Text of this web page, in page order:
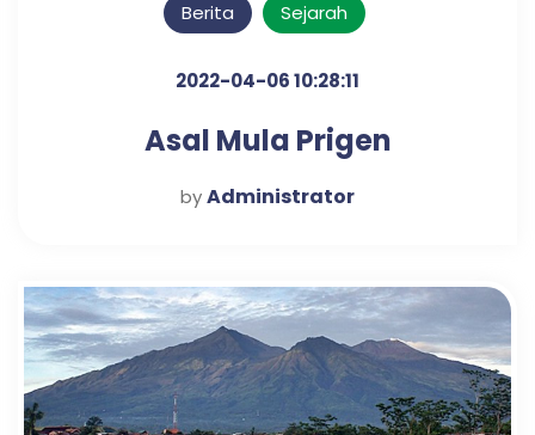
Berita Sejarah
2022-04-06 10:28:11
Asal Mula Prigen
byAdministrator